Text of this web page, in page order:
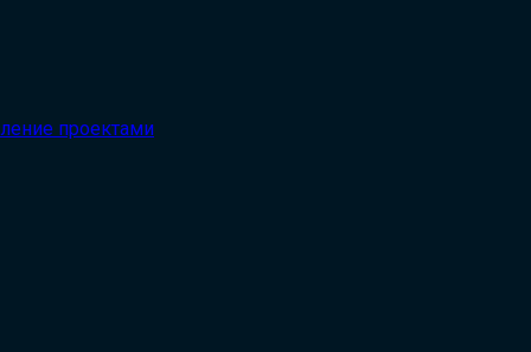
проектами